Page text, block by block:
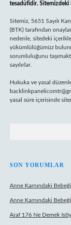
tesadüfidir. Sitemizdeki
Sitemiz, 5651 Sayılı
(BTK) tarafından
nedenle, sitedeki
yükümlülüğümüz
sorumluluğunu
sayılırlar.
Hukuka ve yasal
yasal süre içerisinde
SON YORUMLAR
Anne Karnındaki
Anne Karnındaki
Araf 176 Ne Demek